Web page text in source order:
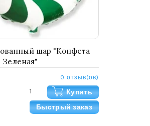
шар "Конфета
0 отзыв(ов)
Купить
Быстрый заказ